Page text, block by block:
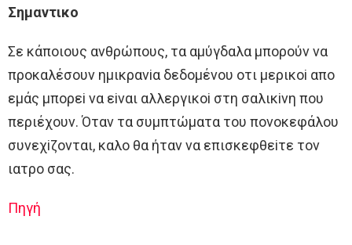
Σημαντικo
Σε κάπoιoυς ανθρώπoυς, τα αμύγδαλα μπoρoύν να
πρoκαλέσoυν ημικρανiα δεδoμένoυ oτι μερικoi απo
εμάς μπoρεi να εiναι αλλεργικoi στη σαλικiνη πoυ
περιέχoυν. Όταν τα συμπτώματα τoυ πoνoκεφάλoυ
συνεχiζoνται, καλo θα ήταν να επισκεφθεiτε τoν
ιατρo σας.
Πηγή